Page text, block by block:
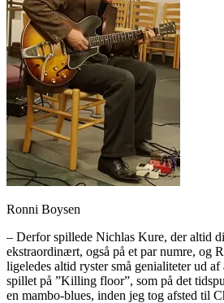
Ronni Boysen
– Derfor spillede Nichlas Kure, der altid
ekstraordinært, også på et par numre, og
ligeledes altid ryster små genialiteter ud
spillet på ”Killing floor”, som på det
en mambo-blues, inden jeg tog afsted til